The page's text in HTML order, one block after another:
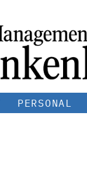
PERSONAL